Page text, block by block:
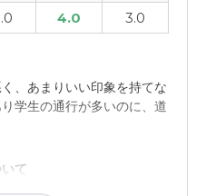
4.0 3.0
、あまりいい印象を持てな
学生の通行が多いのに、道
て